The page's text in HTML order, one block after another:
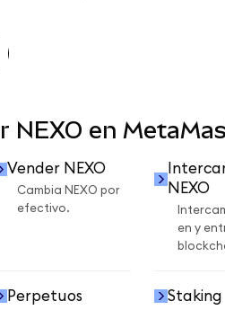
NEXO en
Vender NEXO
Cambia NEXO por
efectivo.
NEXO
en y
Perpetuos Staking